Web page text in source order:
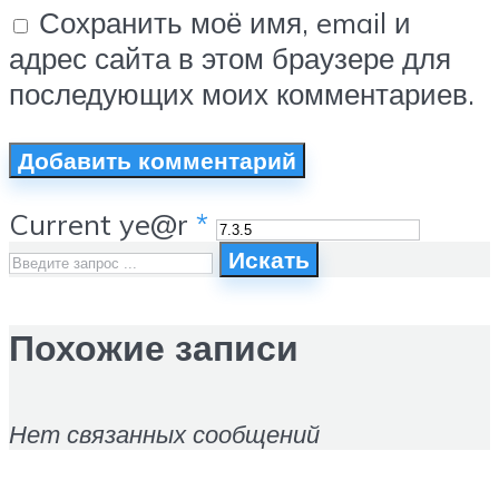
Сохранить моё имя, email и
адрес сайта в этом браузере для
последующих моих комментариев.
Current ye@r *
Искать
Похожие записи
Нет связанных сообщений